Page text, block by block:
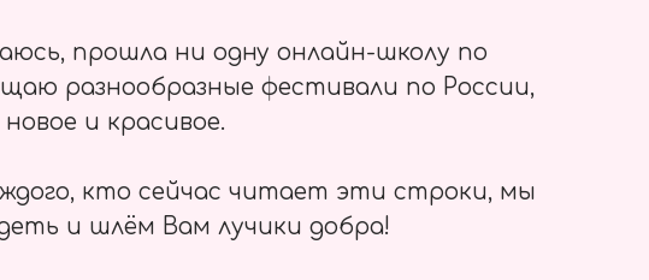
прошла ни одну онлайн-школу по
разнообразные фестивали по России,
и красивое.
кто сейчас читает эти строки, мы
и шлём Вам лучики добра!